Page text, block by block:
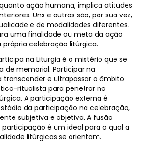
ação humana, implica atitudes
Uns e outros são, por sua vez,
e de modalidades diferentes,
uma finalidade ou meta da ação
própria celebração litúrgica.
na Liturgia é o mistério que se
de memorial. Participar na
transcender e ultrapassar o âmbito
ritualista para penetrar no
A participação externa é
da participação na celebração,
subjetiva e objetiva. A fusão
participação é um ideal para o qual a
litúrgicas se orientam.